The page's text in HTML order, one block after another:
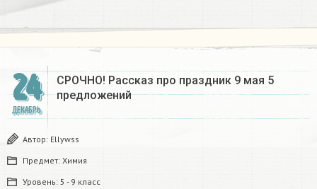
24
ДЕКАБРЬ
СРОЧНО! Рассказ про праздник 9 мая 5
предложений
Автор: Ellywss
Предмет: Химия
Уровень: 5 - 9 класс